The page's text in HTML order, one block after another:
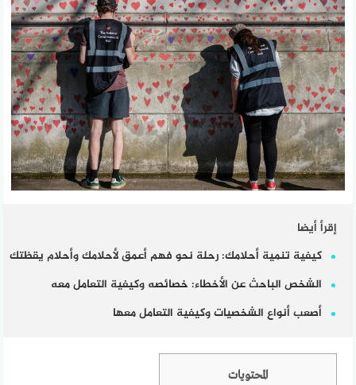
إقرأ أيضا
كيفية تنمية أحلامك: رحلة نحو فهم أعمق لأحلامك وأحلام يقظتك
الشخص الباحث عن الأخطاء: خصائصه وكيفية التعامل معه
أصعب أنواع الشخصيات وكيفية التعامل معها
المحتويات